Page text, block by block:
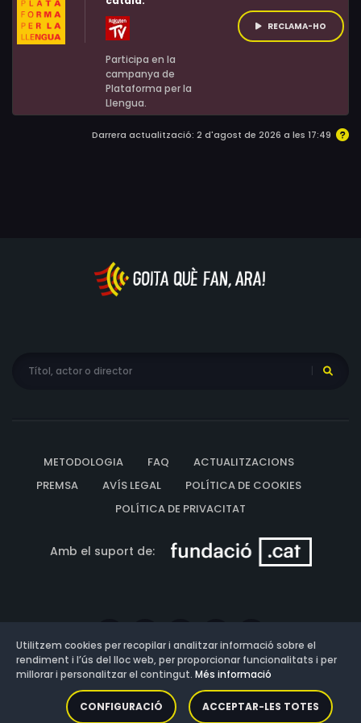
Participa en la
campanya de
Plataforma per la
Llengua.
RECLAMA-HO
Darrera actualització: 2 d'agost de 2026 a les 17:49
METODOLOGIA FAQ
ACTUALITZACIONS
PREMSA
AVÍS LEGAL
POLÍTICA DE COOKIES
POLÍTICA DE PRIVACITAT
Amb el suport de:
Versió: 3.13.0.202607011342
Utilitzem cookies per recopilar i analitzar informació sobre el
rendiment i l’ús del lloc web, per proporcionar funcionalitats i per
millorar i personalitzar el contingut. Més informació
CONFIGURACIÓ ACCEPTAR-LES TOTES